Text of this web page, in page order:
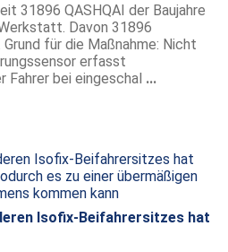
31896 QASHQAI der Baujahre
Davon 31896
für die Maßnahme: Nicht
erfasst
Fahrer bei eingeschal ...
Isofix-Beifahrersitzes hat